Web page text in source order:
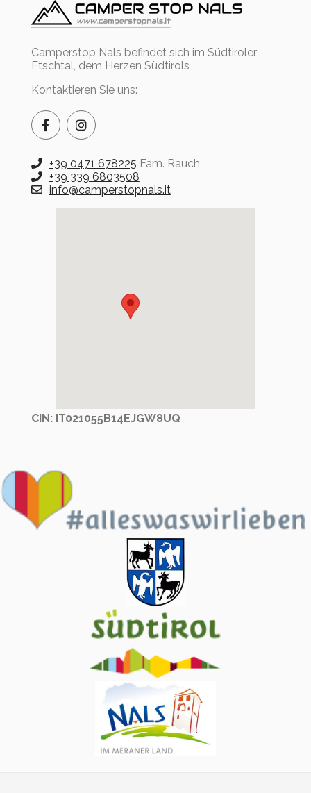
Camperstop Nals befindet sich im Südtiroler
Etschtal, dem Herzen Südtirols
Kontaktieren Sie uns:
+39 0471 678225 Fam. Rauch
+39 339 6803508
info@camperstopnals.it
CIN: IT021055B14EJGW8UQ